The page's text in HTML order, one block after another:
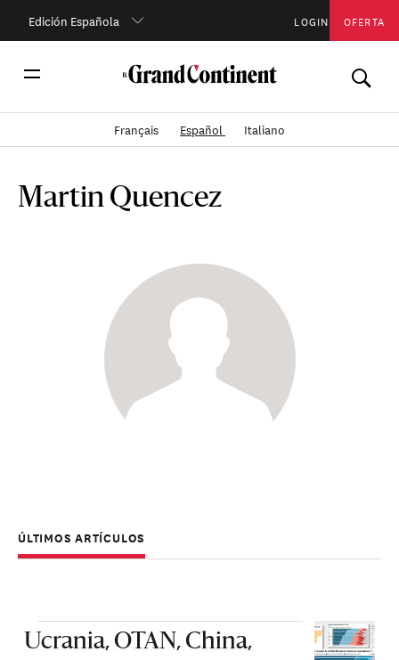
Edición Española LOGIN OFERTA
Français Español Italiano
Martin Quencez
ÚLTIMOS ARTÍCULOS
Ucrania, OTAN, China,